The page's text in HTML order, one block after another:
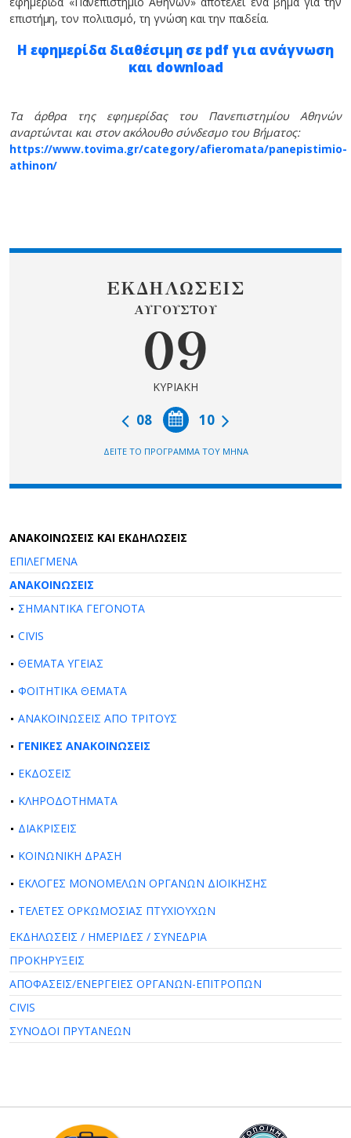
επιστήμη, τον πολιτισμό, τη γνώση και την παιδεία.
Η εφημερίδα διαθέσιμη σε pdf για ανάγνωση
και download
Τα άρθρα της εφημερίδας του Πανεπιστημίου Αθηνών
αναρτώνται και στον ακόλουθο σύνδεσμο του Βήματος:
https://www.tovima.gr/category/afieromata/panepistimio-
athinon/
ΕΚΔΗΛΩΣΕΙΣ
ΑΥΓΟΥΣΤΟΥ
09
ΚΥΡΙΑΚΗ
10
08
ΔΕΙΤΕ ΤΟ ΠΡΟΓΡΑΜΜΑ ΤΟΥ ΜΗΝΑ
AΝΑΚΟΙΝΩΣΕΙΣ ΚΑΙ ΕΚΔΗΛΩΣΕΙΣ
ΕΠΙΛΕΓΜΕΝΑ
ΑΝΑΚΟΙΝΩΣΕΙΣ
ΣΗΜΑΝΤΙΚΑ ΓΕΓΟΝΟΤΑ
CIVIS
ΘΕΜΑΤΑ ΥΓΕΙΑΣ
ΦΟΙΤΗΤΙΚΑ ΘΕΜΑΤΑ
ΑΝΑΚΟΙΝΩΣΕΙΣ ΑΠΟ ΤΡΙΤΟΥΣ
ΓΕΝΙΚΕΣ ΑΝΑΚΟΙΝΩΣΕΙΣ
ΕΚΔΟΣΕΙΣ
ΚΛΗΡΟΔΟΤΗΜΑΤΑ
ΔΙΑΚΡΙΣΕΙΣ
ΚΟΙΝΩΝΙΚΗ ΔΡΑΣΗ
ΕΚΛΟΓΕΣ ΜΟΝΟΜΕΛΩΝ ΟΡΓΑΝΩΝ ΔΙΟΙΚΗΣΗΣ
ΤΕΛΕΤΕΣ ΟΡΚΩΜΟΣΙΑΣ ΠΤΥΧΙΟΥΧΩΝ
ΕΚΔΗΛΩΣΕΙΣ / ΗΜΕΡΙΔΕΣ / ΣΥΝΕΔΡΙΑ
ΠΡΟΚΗΡΥΞΕΙΣ
ΑΠΟΦΑΣΕΙΣ/ΕΝΕΡΓΕΙΕΣ ΟΡΓΑΝΩΝ-ΕΠΙΤΡΟΠΩΝ
CIVIS
ΣΥΝΟΔΟΙ ΠΡΥΤΑΝΕΩΝ